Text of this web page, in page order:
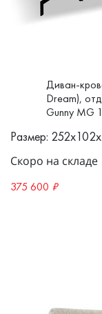
Диван-
Dream),
Gunny MG
Размер:
Скоро на складе
375 600 ₽